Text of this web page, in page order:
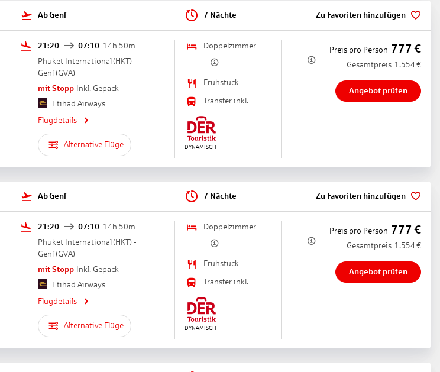
AbGenf 7 Nächte Zu Favoriten hinzufügen
21:20 07:10 14h 50m
Phuket International (HKT) -
Genf(GVA)
mit Stopp Inkl. Gepäck
Etihad Airways
Flugdetails
Alternative Flüge
Doppelzimmer
Frühstück
Transfer inkl.
Preis pro Person 777 €
Gesamtpreis 1.554 €
Angebot prüfen
AbGenf 7 Nächte Zu Favoriten hinzufügen
21:20 07:10 14h 50m
Phuket International (HKT) -
Genf(GVA)
mit Stopp Inkl. Gepäck
Etihad Airways
Flugdetails
Alternative Flüge
Doppelzimmer
Frühstück
Transfer inkl.
Preis pro Person 777 €
Gesamtpreis 1.554 €
Angebot prüfen